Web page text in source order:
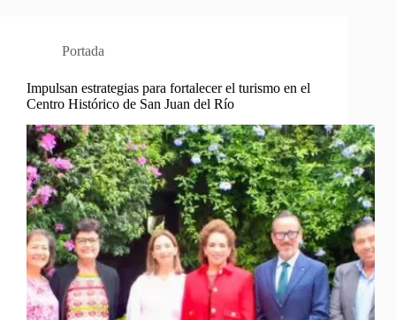
Portada
Impulsan estrategias para fortalecer el turismo en el
Centro Histórico de San Juan del Río